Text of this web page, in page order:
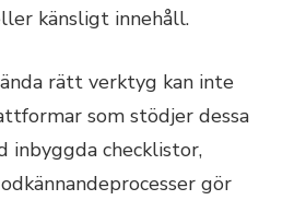
känsligt innehåll.
rätt verktyg kan inte
som stödjer dessa
inbyggda checklistor,
gör